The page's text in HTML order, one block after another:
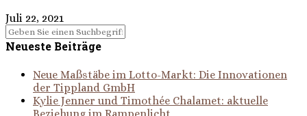
Juli 22, 2021
Neueste Beiträge
Neue Maßstäbe im Lotto-Markt: Die Innovationen
der Tippland GmbH
Kylie Jenner und Timothée Chalamet: aktuelle
Beziehung im Rampenlicht